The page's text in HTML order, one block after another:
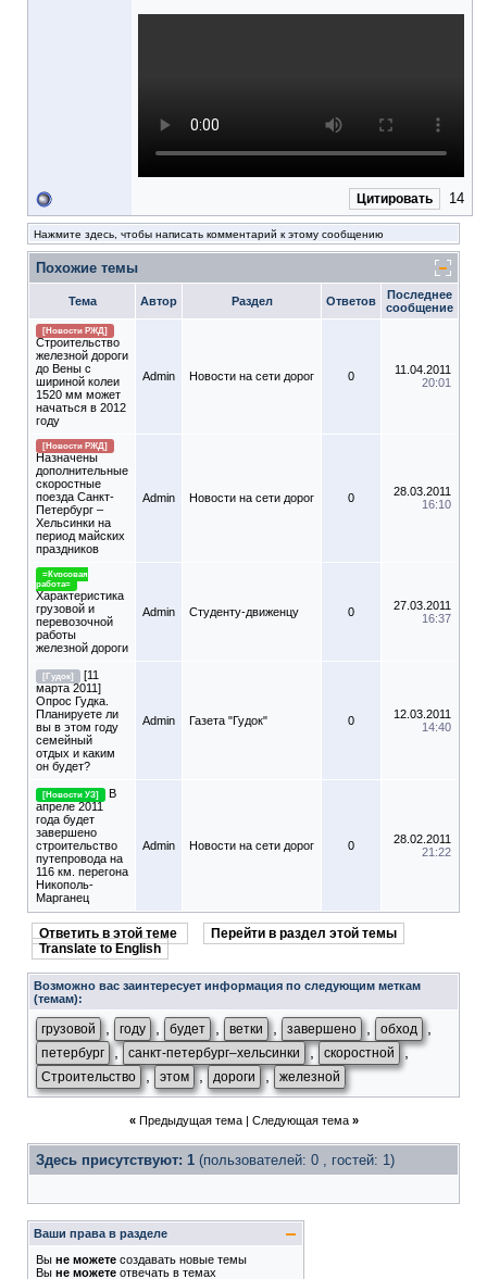
Цитировать 14
Нажмите здесь, чтобы написать комментарий к этому сообщению
Похожие темы
Тема Автор Раздел Ответов
Последнее
сообщение
[Новости РЖД]
Строительство
железной дороги
до Вены с
шириной колеи
1520 мм может
начаться в 2012
году
Admin Новости на сети дорог 0
11.04.2011
20:01
[Новости РЖД]
Назначены
дополнительные
скоростные
поезда Санкт-
Петербург –
Хельсинки на
период майских
праздников
Admin Новости на сети дорог 0
28.03.2011
16:10
=Курсовая
работа=
Характеристика
грузовой и
перевозочной
работы
железной дороги
Admin Студенту-движeнцу 0
27.03.2011
16:37
[Гудок]
[11
марта 2011]
Опрос Гудка.
Планируете ли
вы в этом году
семейный
отдых и каким
он будет?
Admin Газета "Гудок" 0
12.03.2011
14:40
[Новости УЗ]
В
апреле 2011
года будет
завершено
строительство
путепровода на
116 км. перегона
Никополь-
Марганец
Admin Новости на сети дорог 0
28.02.2011
21:22
Ответить в этой теме
Перейти в раздел этой темы
Translate to English
Возможно вас заинтересует информация по следующим меткам
(темам):
грузовой году будет ветки завершено обход
петербург , санкт-петербург–хельсинки , скоростной ,
Строительство , этом , дороги , железной
« Предыдущая тема| Следующая тема »
Здесь присутствуют: 1 (пользователей: 0 , гостей: 1)
Ваши права в разделе
Вы не можете создавать новые темы
Вы не можете отвечать в темах